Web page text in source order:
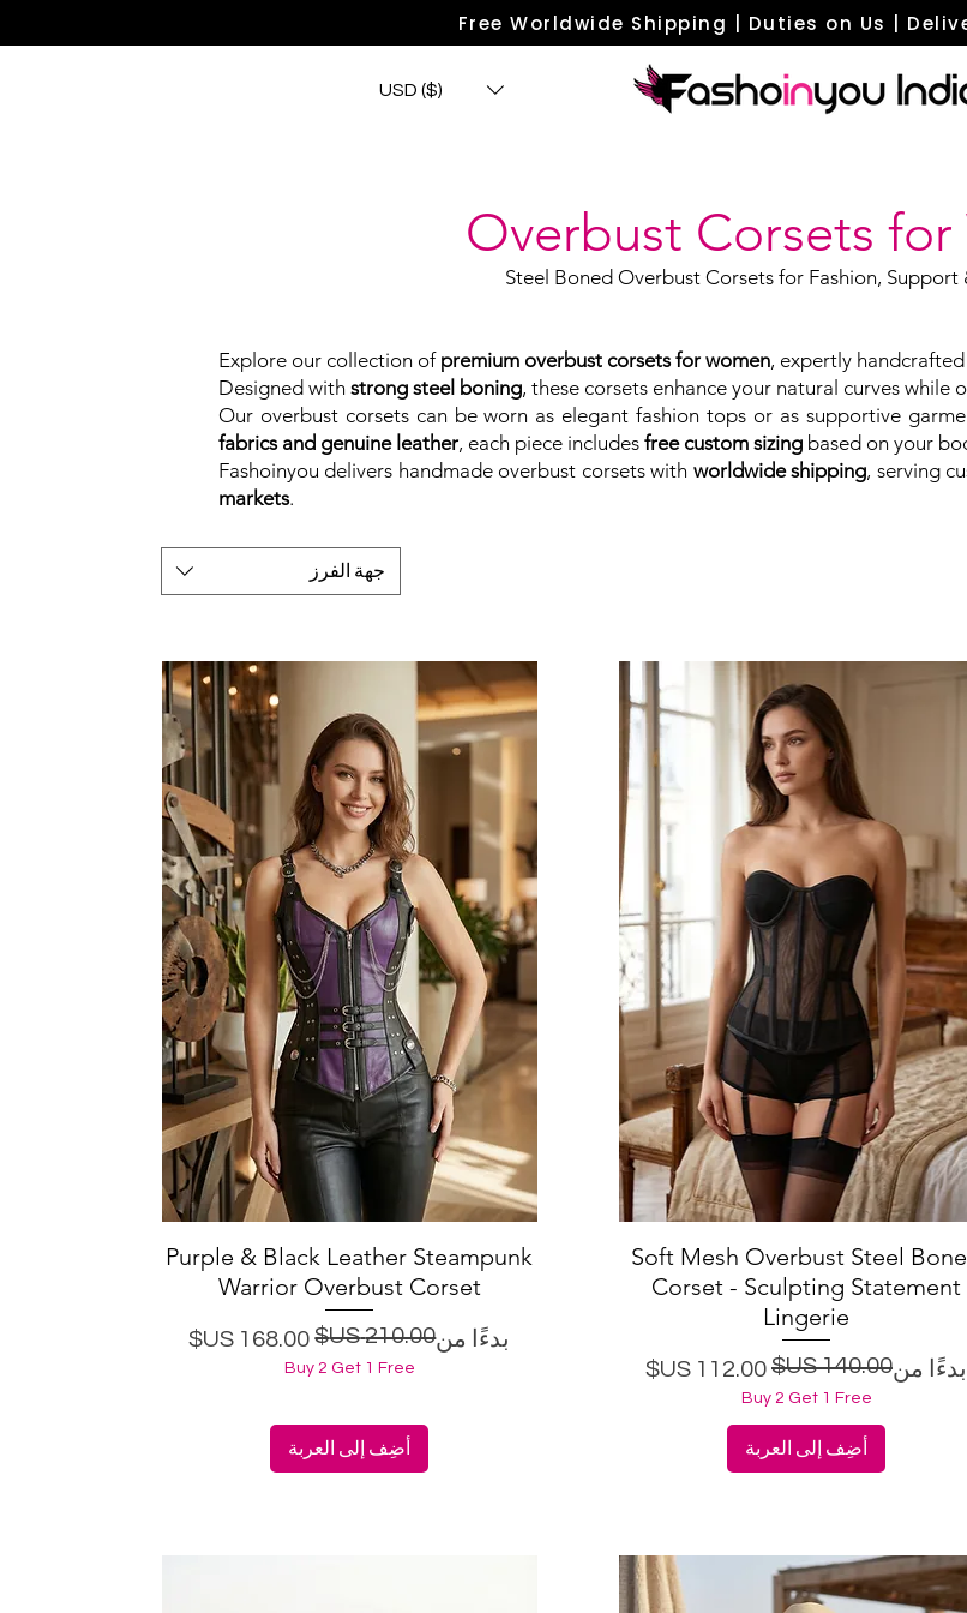
Free Worldwide Shipping | Duties on Us |
USD ($)
Overbust Corsets for
Steel Boned Overbust Corsets for Fashion, Support
Explore our collection of premium overbust corsets for women, expertly
Designed with strong steel boning, these corsets enhance your natural curves
Our overbust corsets can be worn as elegant fashion tops or as supportive
fabrics and genuine leather, each piece includes free custom sizing based on your
Fashoinyou delivers handmade overbust corsets with worldwide shipping, serving
markets.
جهة الفرز
العرض السريع
Soft Mesh Overbust Steel
Corset - Sculpting Statement
Lingerie
بدءًا من
سعر عادي
سعر البيع
Buy 2 Get 1 Free
أضِف إلى العربة
العرض السريع
Purple & Black Leather Steampunk
Warrior Overbust Corset
بدءًا من
سعر عادي
‏210.00 US$
سعر البيع
Buy 2 Get 1 Free
أضِف إلى العربة